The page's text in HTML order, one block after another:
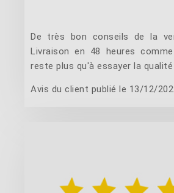
De très bon conseils de la
Livraison en 48 heures
reste plus qu'à essayer la
Avis du client publié le 13/12/